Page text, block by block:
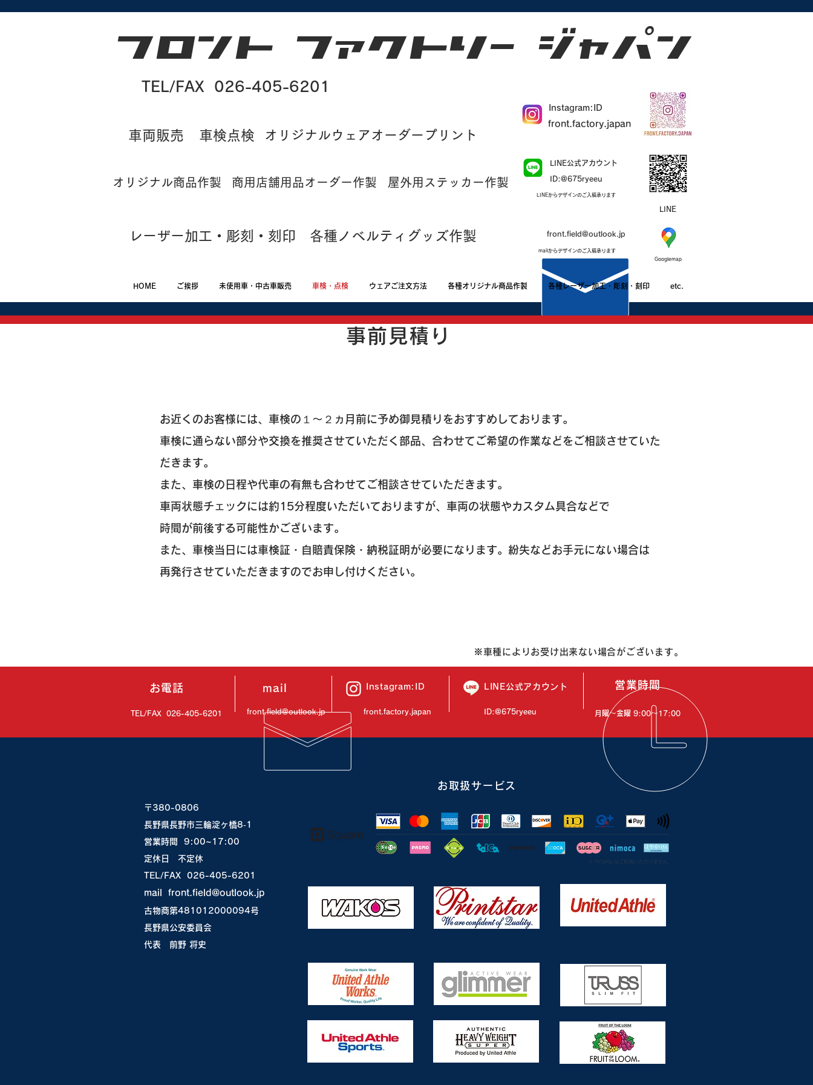
2_ys 2#hsl¥​ D'Iy​​
TEL/FAX 026-405-6201
​車両販売 車検点検 オリジナルウェアオーダープリント
オリジナル商品作製 商用店舗用品オーダー作製 屋外用ステッカー作製
Instagram:ID
front.factory.japan
​LINE公式アカウント
ID:@675ryeeu
LINEからデザインのご入稿承ります
​LINE
レーザー加工・彫刻・刻印 各種ノベルティグッズ作製 front.field@outlook.jp
mailからデザインのご入稿承ります
​Googlemap
HOME ご挨拶 未使用車・中古車販売 車検・点検 ウェアご注文方法 各種オリジナル商品作製 各種レーザー加工・彫刻・刻印 etc.
事前見積り
お近くのお客様には、車検の１～２ヵ月前に予め御見積りをおすすめしております。
​車検に通らない部分や交換を推奨させていただく部品、合わせてご希望の作業などをご相談させていた
だきます。
また、車検の日程や代車の有無も合わせてご相談させていただきます。
車両状態チェックには約15分程度いただいておりますが、車両の状態やカスタム具合などで
時間が前後する可能性かございます。
また、車検当日には車検証・自賠責保険・納税証明が必要になります。紛失などお手元にない場合は
​再発行させていただきますのでお申し付けください。
​※車種によりお受け出来ない場合がございます。
お電話
TEL/FAX 026-405-6201
mail
front.field@outlook.jp
Instagram:ID
front.factory.japan
​LINE公式アカウント
ID:@675ryeeu
営業時間
月曜〜金曜 9:00～17:00
お取扱サービス
〒380-0806
長野県長野市三輪淀ヶ橋8‐1
営業時間 9:00~17:00
​定休日 不定休
TEL/FAX 026-405-6201
mail front.field@outlook.jp
古物商第481012000094号
​長野県公安委員会
​代表 前野 将史